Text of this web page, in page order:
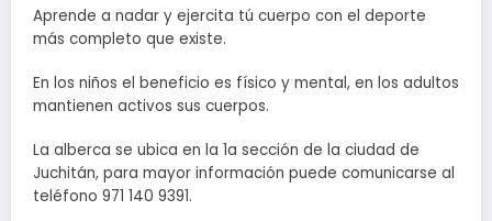
Aprende a nadar y ejercita tú cuerpo con el deporte
más completo que existe.
En los niños el beneficio es físico y mental, en los adultos
mantienen activos sus cuerpos.
La alberca se ubica en la 1a sección de la ciudad de
Juchitán, para mayor información puede comunicarse al
teléfono 971 140 9391.